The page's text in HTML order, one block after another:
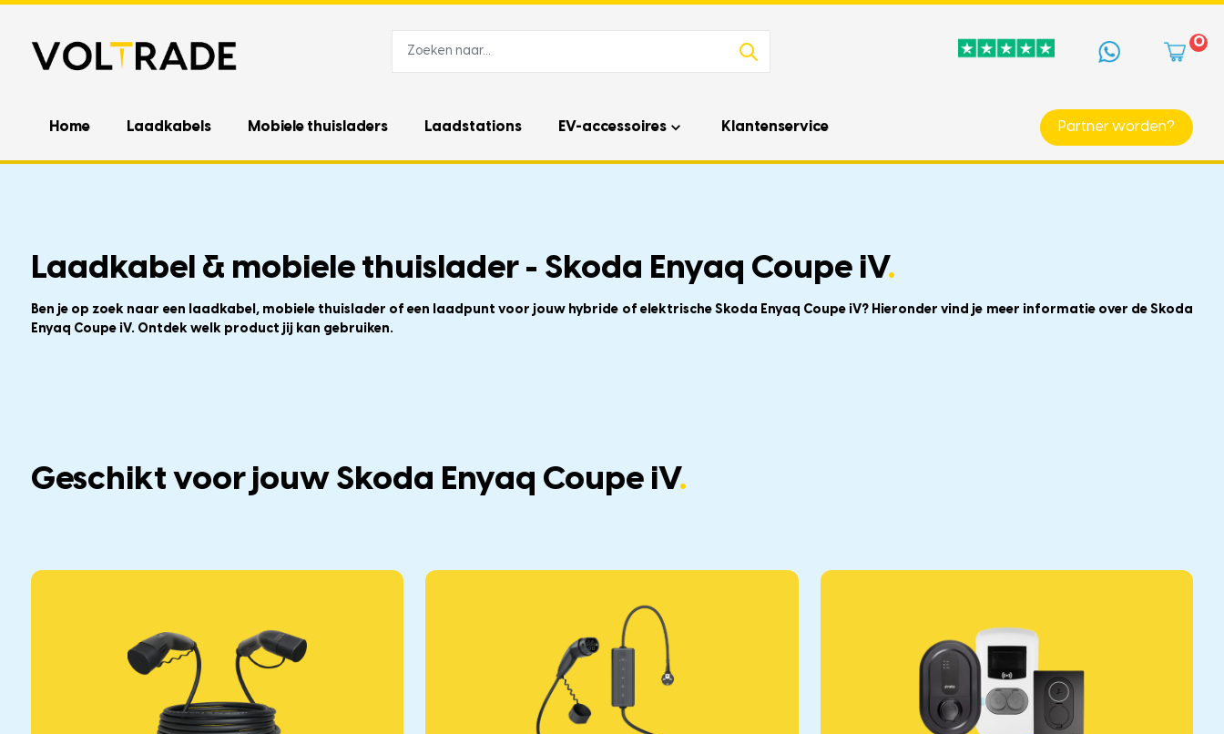
0
Home Laadkabels Mobiele thuisladers Laadstations EV-accessoires Klantenservice Partner worden?
Laadkabel & mobiele thuislader - Skoda Enyaq Coupe iV.
Ben je op zoek naar een laadkabel, mobiele thuislader of een laadpunt voor jouw hybride of elektrische Skoda Enyaq Coupe iV? Hieronder vind je meer informatie over de Skoda
Enyaq Coupe iV. Ontdek welk product jij kan gebruiken.
Geschikt voor jouw Skoda Enyaq Coupe iV.